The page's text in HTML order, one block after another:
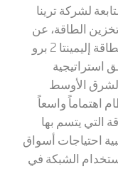
لشركة ترينا
الطاقة، عن
إطلاق أحدث ابتكاراتها، نظام تخزين الطاقة إليمينتا 2 برو
استراتيجية
الأوسط
اهتماماً واسعاً
التي يتسم بها
احتياجات أسواق
الشبكة في